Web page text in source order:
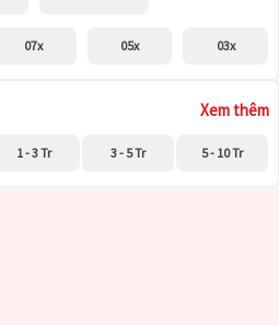
07x 05x 03x
Xem thêm
1 - 3 Tr 3 - 5 Tr 5 - 10 Tr